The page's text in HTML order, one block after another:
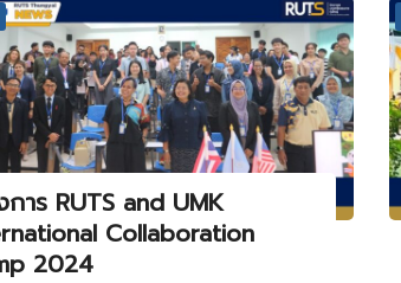
การ RUTS and UMK
Collaboration
2024